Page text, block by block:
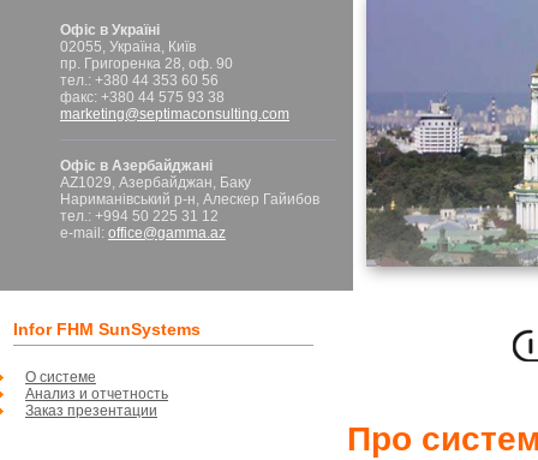
Офіс в Україні
02055, Україна, Київ
пр. Григоренка 28, оф. 90
тел.: +380 44 353 60 56
факс: +380 44 575 93 38
marketing@septimaconsulting.com
Офіс в Азербайджані
AZ1029, Азербайджан, Баку
Нариманівський р-н, Алескер Гайибов
тел.: +994 50 225 31 12
e-mail: office@gamma.az
Infor FHM SunSystems
О системе
Анализ и отчетность
Заказ презентации
Про